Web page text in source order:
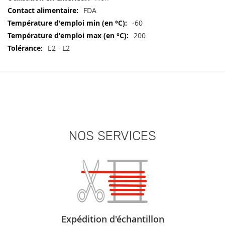
FDA
-60
200
E2 - L2
NOS SERVICES
Expédition d'échantillon